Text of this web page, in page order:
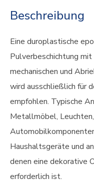
Beschreibung
Eine duroplastische
Pulverbeschichtung mit
mechanischen und
wird ausschließlich für
empfohlen. Typische
Metallmöbel, Leuchten,
Haushaltsgeräte und
denen eine dekorative
erforderlich ist.